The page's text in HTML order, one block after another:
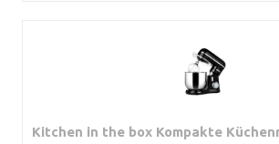
Kitchen in the box Kompakte